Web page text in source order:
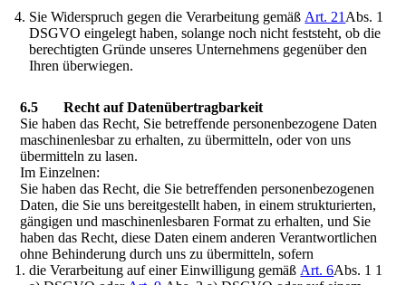
Sie Widerspruch gegen die Verarbeitung gemäß Art. 21 Abs. 1
DSGVO eingelegt haben, solange noch nicht feststeht, ob die
berechtigten Gründe unseres Unternehmens gegenüber den
Ihren überwiegen.
6.5 Recht auf Datenübertragbarkeit
Sie haben das Recht, Sie betreffende personenbezogene Daten
maschinenlesbar zu erhalten, zu übermitteln, oder von uns
übermitteln zu lasen.
Im Einzelnen:
Sie haben das Recht, die Sie betreffenden personenbezogenen
Daten, die Sie uns bereitgestellt haben, in einem strukturierten,
gängigen und maschinenlesbaren Format zu erhalten, und Sie
haben das Recht, diese Daten einem anderen Verantwortlichen
ohne Behinderung durch uns zu übermitteln, sofern
die Verarbeitung auf einer Einwilligung gemäß Art. 6Abs. 1 1